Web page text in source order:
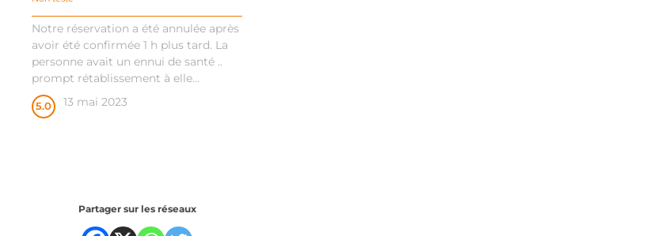
Notre réservation a été annulée après
avoir été confirmée 1 h plus tard. La
personne avait un ennui de santé ..
prompt rétablissement à elle...
5.0 13 mai 2023
Partager sur les réseaux